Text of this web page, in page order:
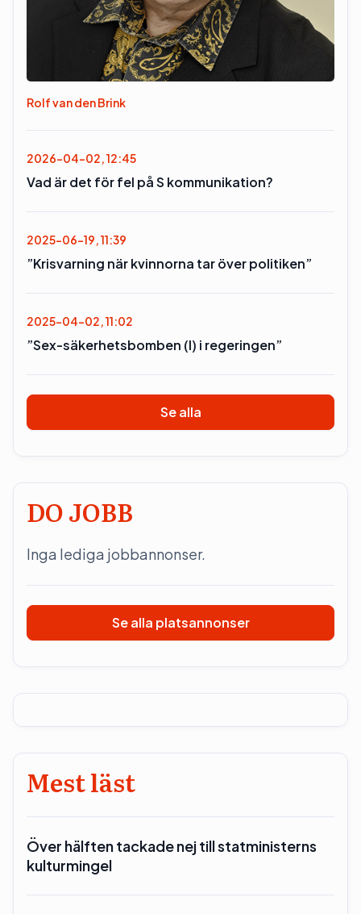
Rolf van den Brink
2026-04-02, 12:45
Vad är det för fel på S kommunikation?
2025-06-19, 11:39
”Krisvarning när kvinnorna tar över politiken”
2025-04-02, 11:02
”Sex-säkerhetsbomben (l) i regeringen”
Se alla
DO JOBB
Inga lediga jobbannonser.
Se alla platsannonser
Mest läst
Över hälften tackade nej till statministerns
kulturmingel